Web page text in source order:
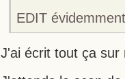
EDIT
J'ai écrit tout ça sur